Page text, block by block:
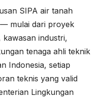
SIPA air tanah
mulai dari proyek
industri,
tenaga ahli teknik
Indonesia, setiap
teknis yang valid
Lingkungan